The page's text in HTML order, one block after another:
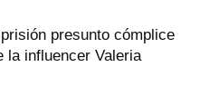
presunto cómplice
la influencer Valeria